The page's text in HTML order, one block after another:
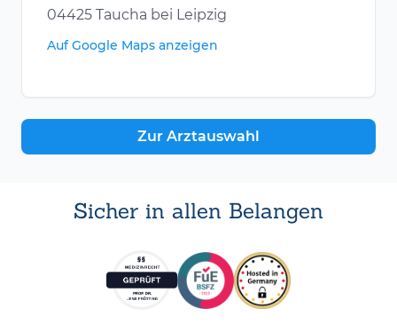
04425 Taucha bei Leipzig
Auf Google Maps anzeigen
Zur Arztauswahl
Sicher in allen Belangen